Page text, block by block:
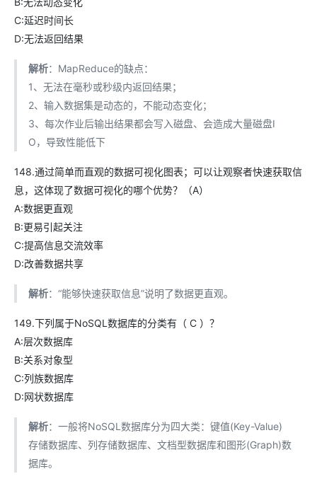
C:延迟时间长
D:无法返回结果
解析：MapReduce的缺点：
1、无法在毫秒或秒级内返回结果；
2、输入数据集是动态的，不能动态变化；
3、每次作业后输出结果都会写入磁盘、会造成大量磁盘I
O，导致性能低下
148.通过简单而直观的数据可视化图表；可以让观察者快速获取信
息，这体现了数据可视化的哪个优势？（A）
A:数据更直观
B:更易引起关注
C:提高信息交流效率
D:改善数据共享
解析：“能够快速获取信息”说明了数据更直观。
149.下列属于NoSQL数据库的分类有（ C ）？
A:层次数据库
B:关系对象型
C:列族数据库
D:网状数据库
解析：一般将NoSQL数据库分为四大类：键值(Key-Value)
存储数据库、列存储数据库、文档型数据库和图形(Graph)数
据库。